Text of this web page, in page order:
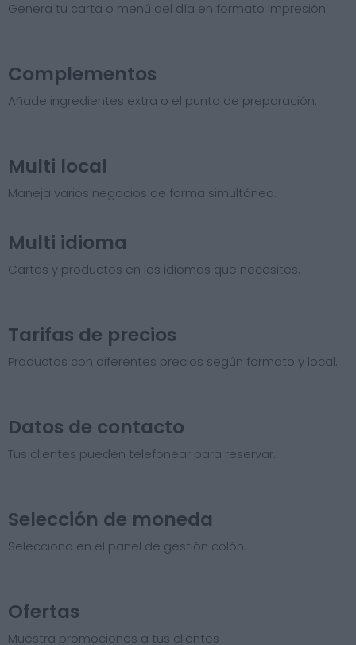
Genera tu carta o menú del día en formato impresión.
Complementos
Añade ingredientes extra o el punto de preparación.
Multi local
Maneja varios negocios de forma simultánea.
Multi idioma
Cartas y productos en los idiomas que necesites.
Tarifas de precios​
Productos con diferentes precios según formato y local.
Datos de contacto
Tus clientes pueden telefonear para reservar.
Selección de moneda
Selecciona en el panel de gestión colón.
Ofertas
Muestra promociones a tus clientes